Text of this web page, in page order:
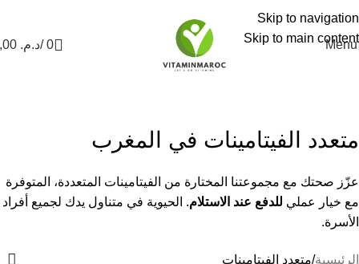
Skip to navigation
Skip to main content
Menu
0
/د.م.
متعدد الفيتامينات في المغرب
عزّز صحتك مع مجموعتنا المختارة من الفيتامينات المتعددة، المتوفرة
مع خيار عملي للدفع عند الاستلام. الحيوية في متناول يدك لجميع أفراد
الأسرة.
الرئيسية متعدد الفيتامينات